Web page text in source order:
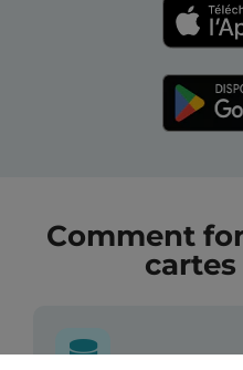
Comment
cartes